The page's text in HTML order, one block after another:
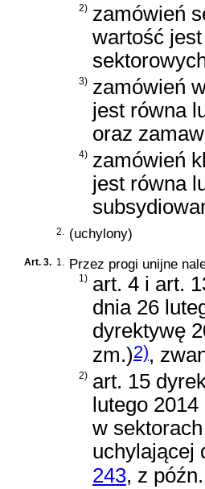
2) zamówień
wartość
3) zamówień
jest równa
oraz
4) zamówień
jest równa
2. (uchylony)
Art. 3. 1. Przez progi unijne
1) art. 4 i art.
dnia 26
dyrektywę
zm.)2),
2) art. 15
lutego
w
uchylającej
243, z